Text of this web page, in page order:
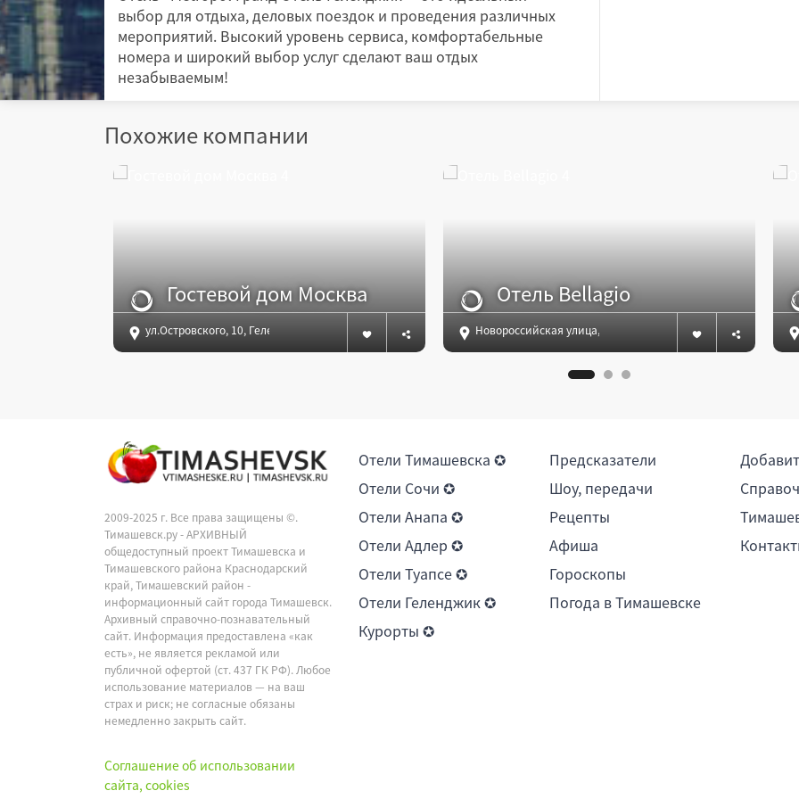
выбор для отдыха, деловых поездок и проведения различных
мероприятий. Высокий уровень сервиса, комфортабельные
номера и широкий выбор услуг сделают ваш отдых
незабываемым!
Похожие компании
Гостевой дом Москва
ул.Островского, 10, Геленджик
Отель Bellagio
Новороссийская улица, д.60, Геленджик
2009-2025 г. Все права защищены ©.
Тимашевск.ру - АРХИВНЫЙ
общедоступный проект Тимашевска и
Тимашевского района Краснодарский
край, Тимашевский район -
информационный сайт города Тимашевск.
Архивный справочно-познавательный
сайт. Информация предоставлена «как
есть», не является рекламой или
публичной офертой (ст. 437 ГК РФ). Любое
использование материалов — на ваш
страх и риск; не согласные обязаны
немедленно закрыть сайт.
Соглашение об использовании
сайта, cookies
Отели Тимашевска ✪
Отели Сочи ✪
Отели Анапа ✪
Отели Адлер ✪
Отели Туапсе ✪
Отели Геленджик ✪
Курорты ✪
Предсказатели
Шоу, передачи
Рецепты
Афиша
Гороскопы
Погода в Тимашевске